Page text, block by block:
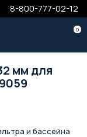
8-800-777-02-12
0
мм для
и бассейна